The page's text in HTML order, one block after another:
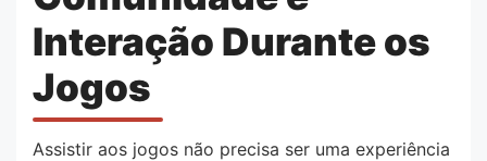
Interação Durante os
Jogos
Assistir aos jogos não precisa ser uma experiência